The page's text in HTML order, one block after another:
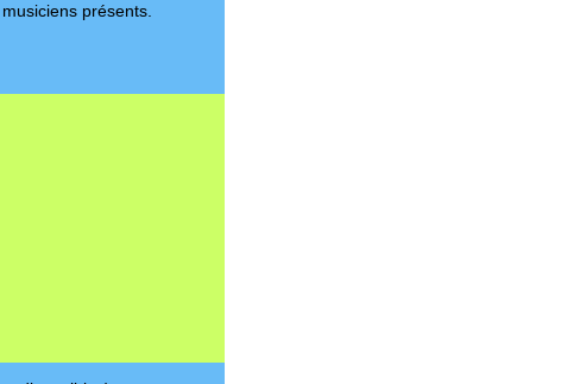
présents.